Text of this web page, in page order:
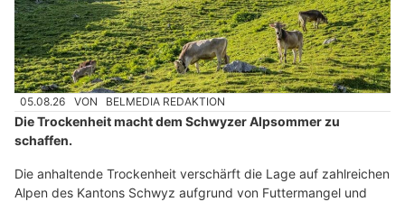
05.08.26 VON BELMEDIA REDAKTION
Die Trockenheit macht dem Schwyzer Alpsommer zu
schaffen.
Die anhaltende Trockenheit verschärft die Lage auf zahlreichen
Alpen des Kantons Schwyz aufgrund von Futtermangel und